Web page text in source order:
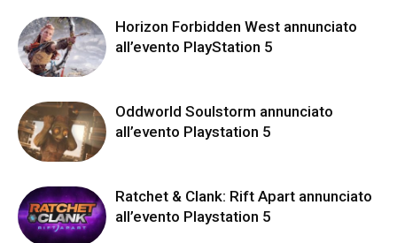
Horizon Forbidden West annunciato
all’evento PlayStation 5
Oddworld Soulstorm annunciato
all’evento Playstation 5
Ratchet & Clank: Rift Apart annunciato
all’evento Playstation 5